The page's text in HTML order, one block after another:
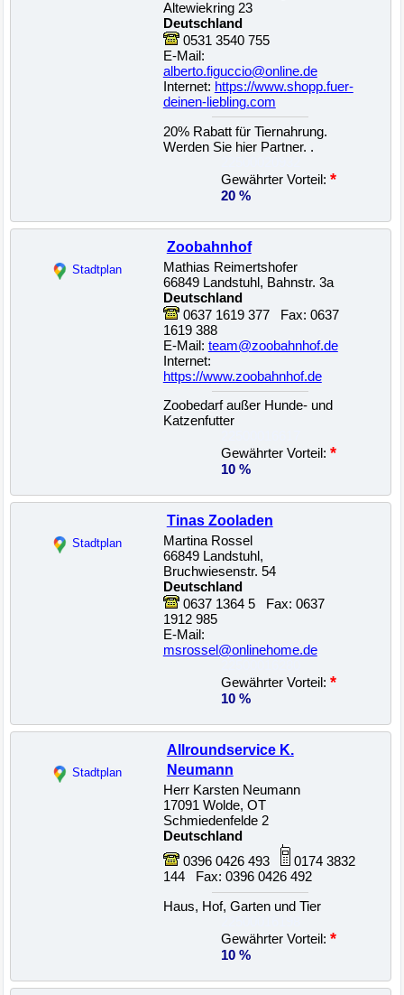
Altewiekring 23
Deutschland
0531 3540 755
E-Mail:
alberto.figuccio@online.de
Internet: https://www.shopp.fuer-
deinen-liebling.com
20% Rabatt für Tiernahrung.
Werden Sie hier Partner. .
Gewährter Vorteil: *
20 %
Stadtplan
Zoobahnhof
Mathias Reimertshofer
66849 Landstuhl, Bahnstr. 3a
Deutschland
0637 1619 377 Fax: 0637
1619 388
E-Mail: team@zoobahnhof.de
Internet:
https://www.zoobahnhof.de
Zoobedarf außer Hunde- und
Katzenfutter
Gewährter Vorteil: *
10 %
Stadtplan
Tinas Zooladen
Martina Rossel
66849 Landstuhl,
Bruchwiesenstr. 54
Deutschland
0637 1364 5 Fax: 0637
1912 985
E-Mail:
msrossel@onlinehome.de
Gewährter Vorteil: *
10 %
Stadtplan
Allroundservice K.
Neumann
Herr Karsten Neumann
17091 Wolde, OT
Schmiedenfelde 2
Deutschland
0396 0426 493
0174 3832
144 Fax: 0396 0426 492
Haus, Hof, Garten und Tier
Gewährter Vorteil: *
10 %